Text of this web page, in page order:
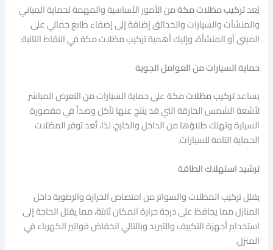
يُعدتركيب مظلات مكةمن الأمور الأساسية والمهمة لحماية المباني
والمنشآت والسيارات والحدائق إضافة إلى إضفاء طابع جمالي على
المبنى أو المنشأة، وإليك أهمية تركيب مظلات مكة في النقاط التالية:
حماية السيارات من العوامل الجوية
يساعدتركيب مظلات مكةعلى حماية السيارات من التعرض المباشر
لأشعة الشمس الحارقة التي قد ينتج عنها تآكل وصدأ في مقصورة
السيارة وتهلك طلاؤها من الداخل والخارج، لذا، تُعد توفر المظلات
الحماية التامة للسيارات.
ترشيد استهلاك الطاقة
يقلل تركيب المظلات والسواتر من امتصاص الحرارة والرطوبة داخل
المنازل مما يحافظ على درجة حرارة المكان ثابتة، مما يقلل الحاجة إلى
استخدام أجهزة التكييف والتبريد وبالتالي انخفاض فواتير الكهرباء في
المنزل.